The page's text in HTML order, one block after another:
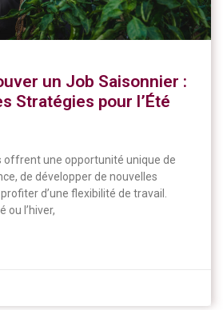
un Job Saisonnier :
Stratégies pour l’Été
offrent une opportunité unique de
de développer de nouvelles
d’une flexibilité de travail.
ou l’hiver,